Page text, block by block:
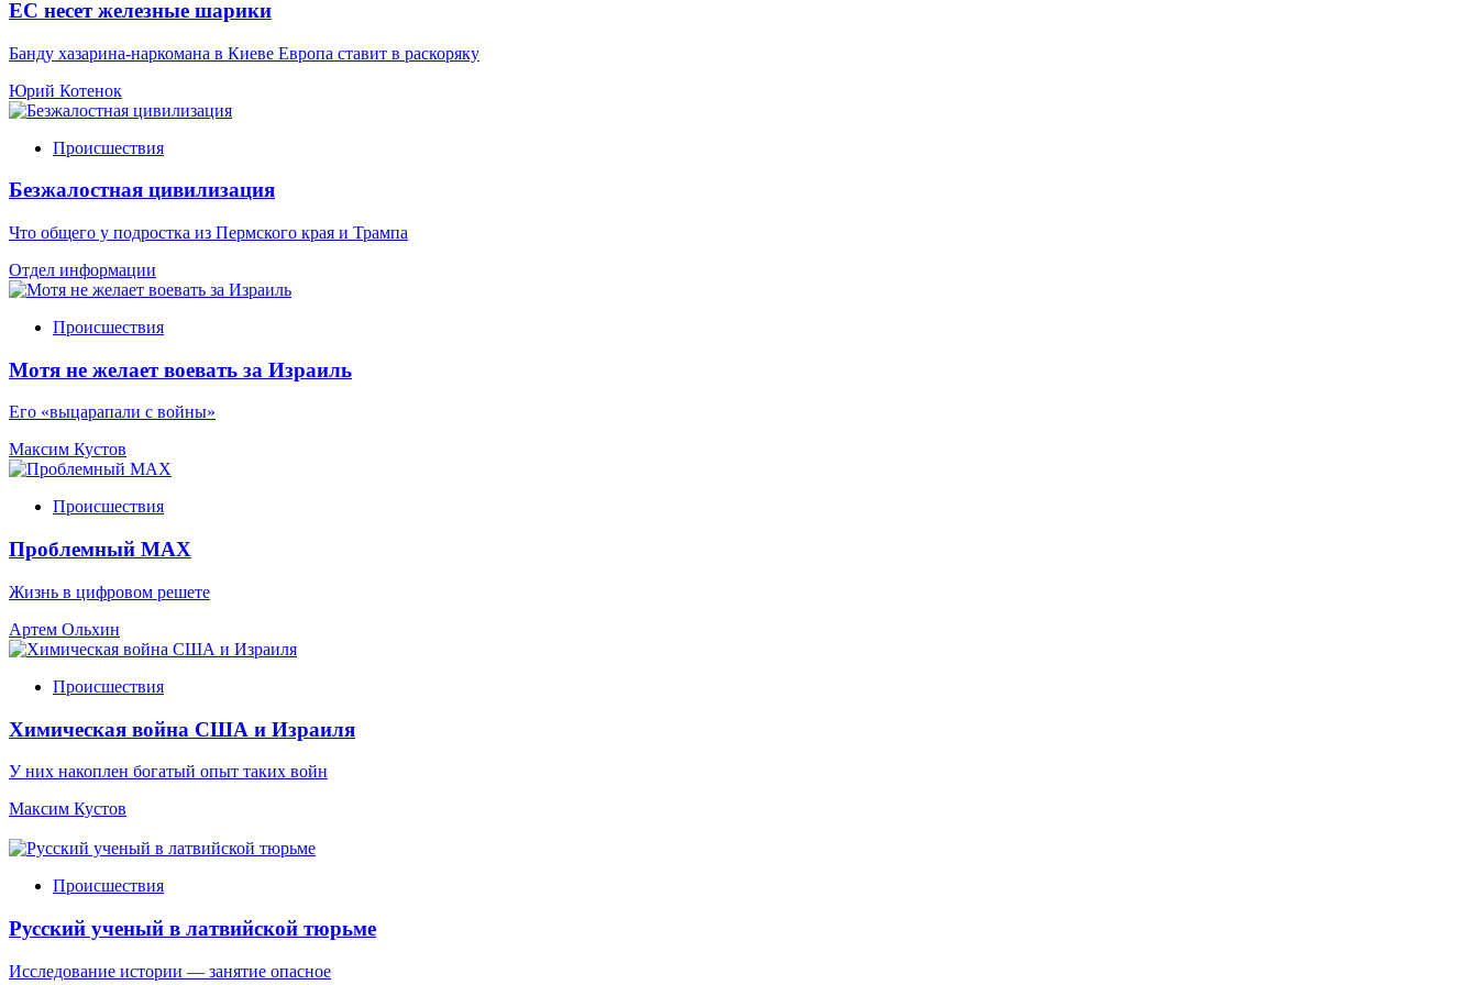
ЕС несет железные шарики
Банду хазарина-наркомана в Киеве Европа ставит в раскоряку
Юрий Котенок
Происшествия
Безжалостная цивилизация
Что общего у подростка из Пермского края и Трампа
Отдел информации
Происшествия
Мотя не желает воевать за Израиль
Его «выцарапали с войны»
Максим Кустов
Происшествия
Проблемный МАХ
Жизнь в цифровом решете
Артем Ольхин
Происшествия
Химическая война США и Израиля
У них накоплен богатый опыт таких войн
Максим Кустов
Происшествия
Русский ученый в латвийской тюрьме
Исследование истории — занятие опасное